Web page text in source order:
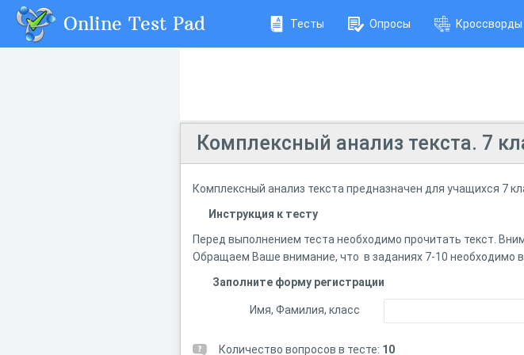
Online Test Pad Тесты Опросы Кроссворды
Комплексный анализ текста. 7
Комплексный анализ текста предназначен для учащихся 7
Инструкция к тесту
Перед выполнением теста необходимо прочитать текст.
Обращаем Ваше внимание, что в заданиях 7-10 необходимо
Заполните форму регистрации
Имя, Фамилия, класс
Количество вопросов в тесте: 10